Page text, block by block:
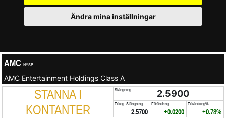
Ändra mina inställningar
AMC NYSE
AMC Entertainment Holdings Class A
STANNA I
KONTANTER
Stängning 2.5900
Föreg. Stängning
2.5700
Förändring
+0.0200
Förändring%
+0.78%